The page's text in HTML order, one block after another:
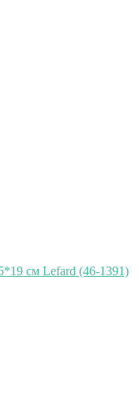
см Lefard (46-1391)